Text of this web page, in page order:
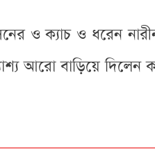
ও ক্যাচ ও ধরেন
আরো বাড়িয়ে দিলেন